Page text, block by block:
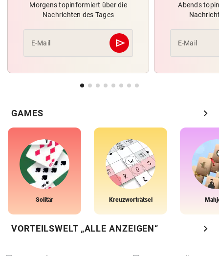
Morgens topinformiert über die
Nachrichten des Tages
E-Mail send
Abschicken
Abends
E-Mail
GAMES chevron_right
Solitär Kreuzworträtsel
VORTEILSWELT „ALLE ANZEIGEN“ chevron_right